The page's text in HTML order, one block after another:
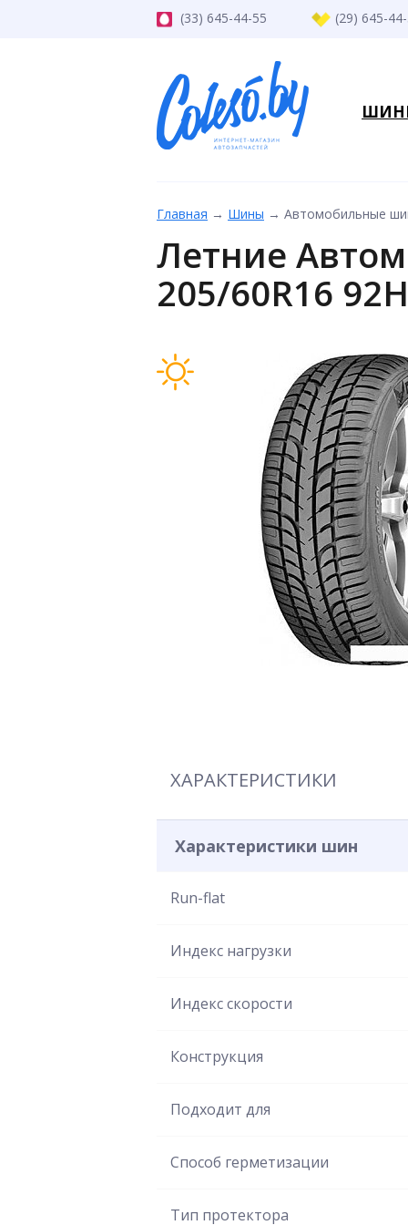
(33) 645-44-55 (29) 645-
Главная → Шины → Автомобильные
Летние
205/60R16 92H
ХАРАКТЕРИСТИКИ
Характеристики шин
Run-flat
Индекс нагрузки
Индекс скорости
Конструкция
Подходит для
Способ герметизации
Тип протектора